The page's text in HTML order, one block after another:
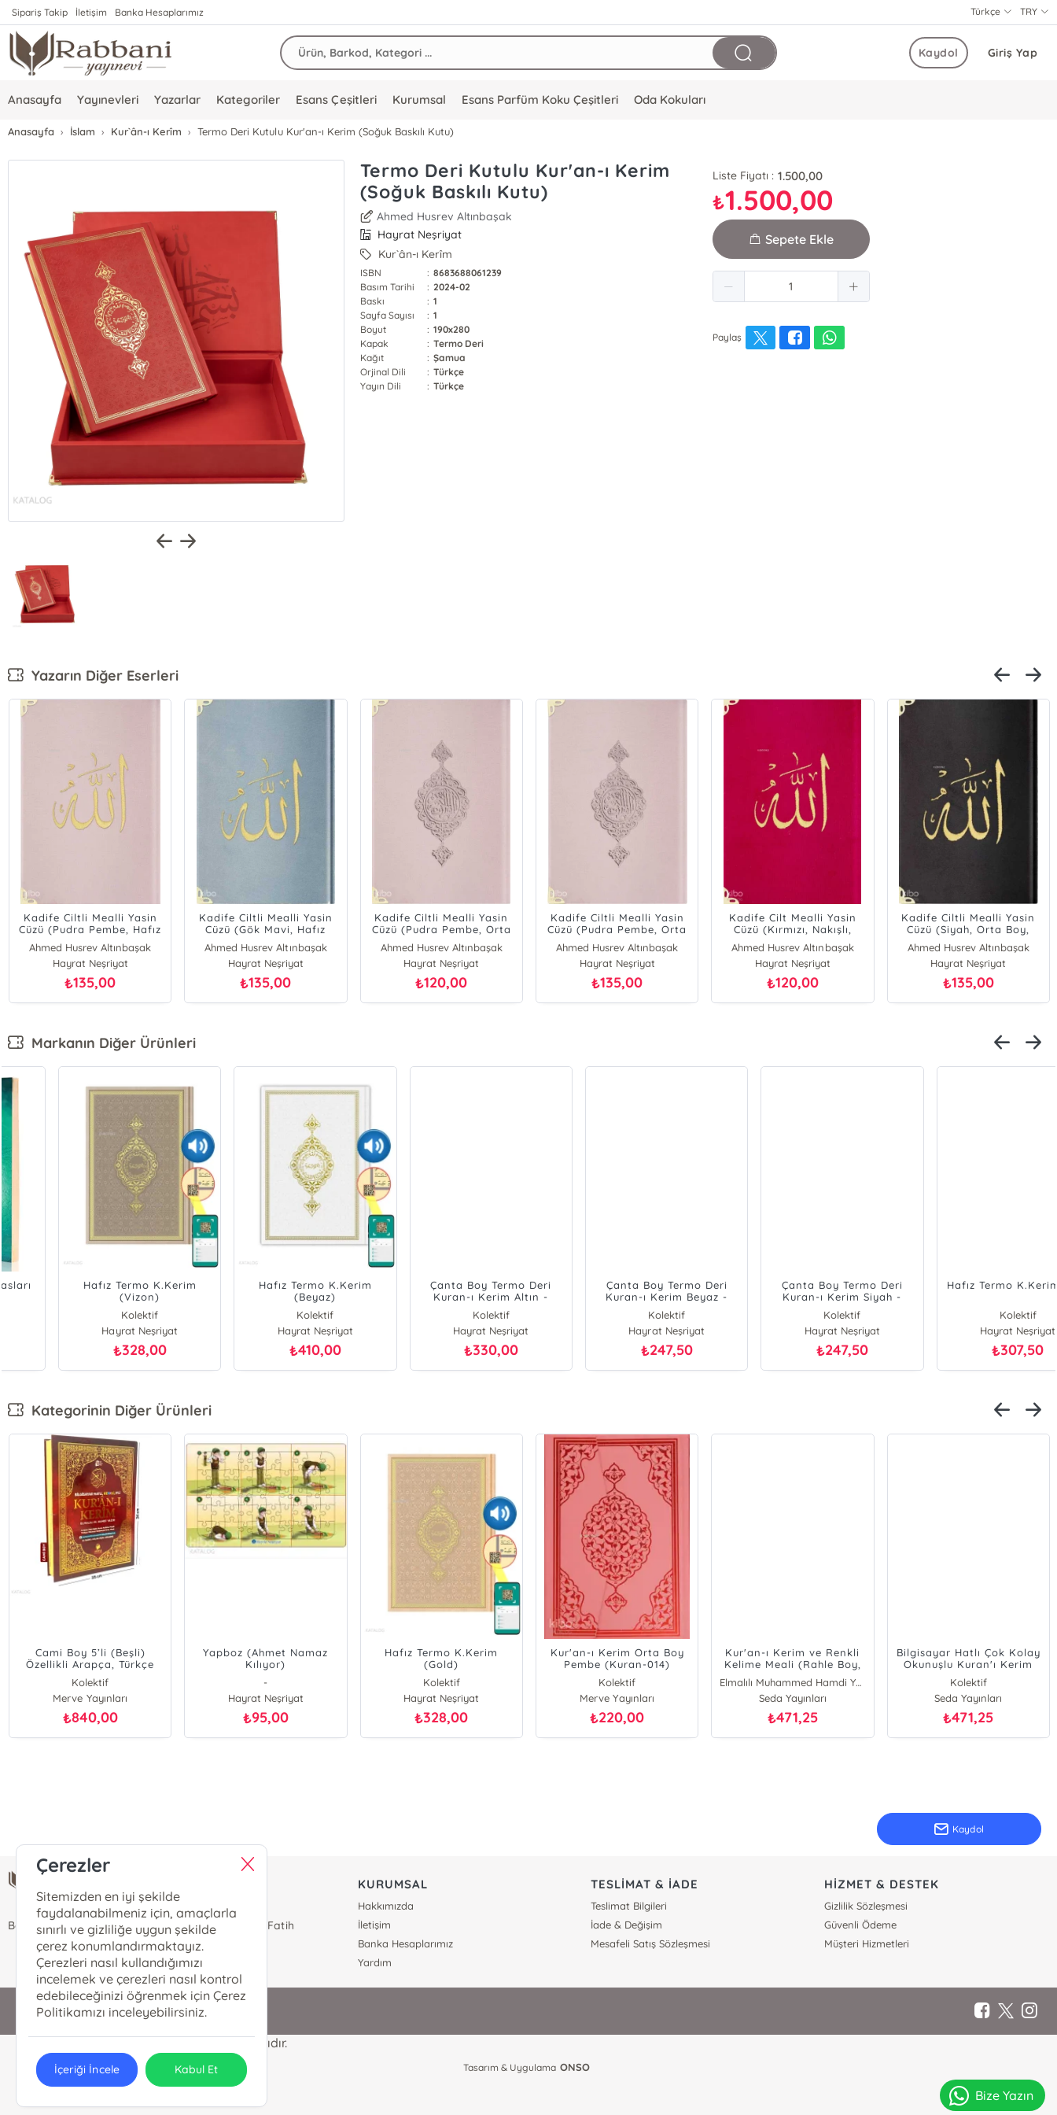
Sipariş Takip İletişim Banka Hesaplarımız TRY
Türkçe
Giriş Yap
Kaydol
Anasayfa Yayınevleri Yazarlar Kategoriler Esans Çeşitleri Kurumsal Esans Parfüm Koku Çeşitleri Oda Kokuları
Anasayfa İslam Kur`ân-ı Kerîm Termo Deri Kutulu Kur'an-ı Kerim (Soğuk Baskılı Kutu)
Termo Deri Kutulu Kur'an-ı Kerim
(Soğuk Baskılı Kutu)
Ahmed Husrev Altınbaşak
Hayrat Neşriyat
Kur`ân-ı Kerîm
ISBN : 8683688061239
Basım Tarihi
: 2024-02
Baskı
: 1
Sayfa Sayısı
: 1
Boyut
: 190x280
Kapak
: Termo Deri
Kağıt
: Şamua
Orjinal Dili
: Türkçe
Yayın Dili
: Türkçe
Liste Fiyatı : 1.500,00
₺1.500,00
Sepete Ekle
Paylaş
Yazarın Diğer Eserleri
Yasin
Hafız
Kadife Ciltli Mealli Yasin
Cüzü (Gök Mavi, Hafız
Boy, Kadife Nakışlı)
Ahmed Husrev Altınbaşak
Hayrat Neşriyat
Kadife Ciltli Mealli Yasin
Cüzü (Pudra Pembe, Orta
Ahmed Husrev Altınbaşak
Hayrat Neşriyat
Kadife Ciltli Mealli Yasin
Cüzü (Pudra Pembe, Orta
Ahmed Husrev Altınbaşak
Hayrat Neşriyat
Kadife Cilt Mealli Yasin
Cüzü (Kırmızı, Nakışlı,
Çanta Boy)
Ahmed Husrev Altınbaşak
Hayrat Neşriyat
Kadife Ciltli Mealli Yasin
Cüzü (Siyah, Orta Boy,
Nakışlı)
Ahmed Husrev Altınbaşak
Hayrat Neşriyat
Kadife Cilt
Cüzü (Pudra
Nakışlı,
Ahmed Husrev
Hayrat
Markanın Diğer Ürünleri
Hafız Termo K.Kerim
Hayrat Neşriyat
328,00
Hafız Termo K.Kerim
Hayrat Neşriyat
410,00
Çanta Boy Termo Deri
Kuran-ı Kerim Altın -
Hayrat Neşriyat
330,00
Çanta Boy Termo Deri
Kuran-ı Kerim Beyaz -
Hayrat Neşriyat
247,50
Çanta Boy Termo Deri
Kuran-ı Kerim Siyah -
Hayrat Neşriyat
247,50
Hafız Termo K.Kerim (Gri)
Hayrat Neşriyat
307,50
Kategorinin Diğer Ürünleri
Cami Boy 5’li (Beşli)
Özellikli Arapça, Türkçe
Satır Arası Okunuşlu,
Türkçe Meali ve Kelime
Mealli
Kolektif
Merve Yayınları
₺840,00
Yapboz (Ahmet Namaz
Kılıyor)
-
Hayrat Neşriyat
₺95,00
Hafız Termo K.Kerim
(Gold)
Kolektif
Hayrat Neşriyat
₺328,00
Kur'an-ı Kerim Orta Boy
Pembe (Kuran-014)
Kolektif
Merve Yayınları
₺220,00
Kur'an-ı Kerim ve Renkli
Kelime Meali (Rahle Boy,
Kod: 153)
Elmalılı Muhammed Hamdi Yazır
Seda Yayınları
₺471,25
Bilgisayar Hatlı Çok Kolay
Okunuşlu Kuran'ı Kerim
Rahle Boy (Kod:161); Satır
Arası Transkript ve Tecvid
ile Türkçe Kelime
Okunuşlu
Kolektif
Seda Yayınları
₺471,25
Kaydol
Rabbani Kitabevi
Balat Mah. Manyasızade Cad. No: 48/B İstanbul/ Fatih
KURUMSAL
Hakkımızda
İletişim
Banka Hesaplarımız
Yardım
TESLİMAT & İADE
Teslimat Bilgileri
İade & Değişim
Mesafeli Satış Sözleşmesi
HİZMET & DESTEK
Gizlilik Sözleşmesi
Güvenli Ödeme
Müşteri Hizmetleri
0530 575 53 53
Rabbani Kitabevi © 2024 Tüm Hakları Saklıdır.
Tasarım & Uygulama ONSO
Bize Yazın
Çerezler
Sitemizden en iyi şekilde
faydalanabilmeniz için, amaçlarla
sınırlı ve gizliliğe uygun şekilde
çerez konumlandırmaktayız.
Çerezleri nasıl kullandığımızı
incelemek ve çerezleri nasıl kontrol
edebileceğinizi öğrenmek için Çerez
Politikamızı inceleyebilirsiniz.
İçeriği İncele Kabul Et